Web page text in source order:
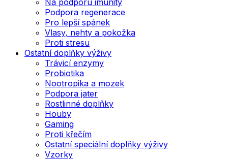
Podpora regenerace
Pro lepší spánek
Vlasy, nehty a pokožka
Proti stresu
Ostatní doplňky výživy
Trávicí enzymy
Probiotika
Nootropika a mozek
Podpora jater
Rostlinné doplňky
Houby
Gaming
Proti křečím
Ostatní speciální doplňky výživy
Vzorky